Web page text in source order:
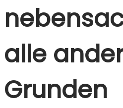
alle
Grunden